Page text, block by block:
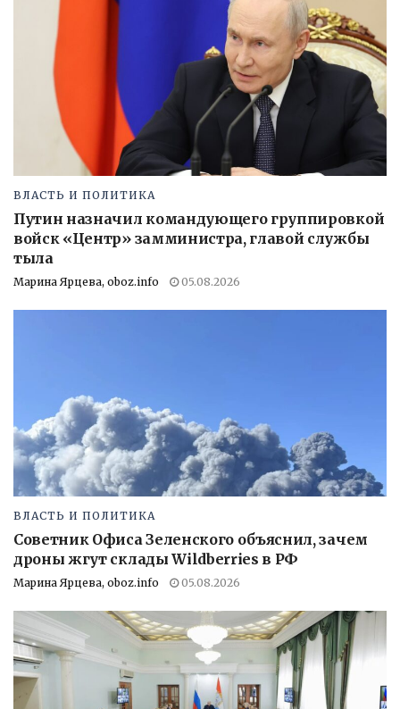
ВЛАСТЬ И ПОЛИТИКА
Путин назначил командующего группировкой
войск «Центр» замминистра, главой службы
тыла
Марина Ярцева, oboz.info 05.08.2026
ВЛАСТЬ И ПОЛИТИКА
Советник Офиса Зеленского объяснил, зачем
дроны жгут склады Wildberries в РФ
Марина Ярцева, oboz.info 05.08.2026